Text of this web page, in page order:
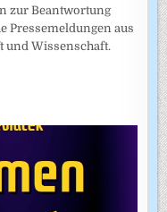
zur Beantwortung
Pressemeldungen aus
und Wissenschaft.